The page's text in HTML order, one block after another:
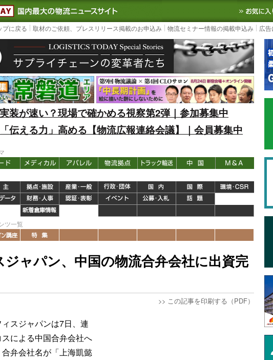
LOGISTICS TODAY｜国内最大の物流ニュースサイト3PL, SCMなど国内外の最
プに戻る 取材のご依頼、プレスリリース掲載のお申込み 物流セミナー情報の掲載申込み 広
装が速い？現場で確かめる視察第2弾｜参加募集中
伝える力」高める【物流広報連絡会議】｜会員募集中
ツ一覧
ジャパン、中国の物流合弁会社に出資完
>> この記事を印刷する（PDF）
スジャパンは7日、連
による中国合弁会社へ
弁会社名が「上海凱懿